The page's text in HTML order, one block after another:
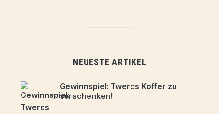
NEUESTE ARTIKEL
Gewinnspiel: Twercs Koffer zu
verschenken!